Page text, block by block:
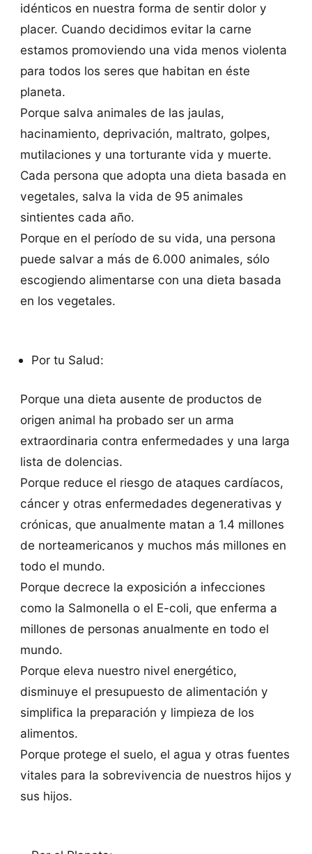
idénticos en nuestra forma de sentir dolor y
placer. Cuando decidimos evitar la carne
estamos promoviendo una vida menos violenta
para todos los seres que habitan en éste
planeta.
Porque salva animales de las jaulas,
hacinamiento, deprivación, maltrato, golpes,
mutilaciones y una torturante vida y muerte.
Cada persona que adopta una dieta basada en
vegetales, salva la vida de 95 animales
sintientes cada año.
Porque en el período de su vida, una persona
puede salvar a más de 6.000 animales, sólo
escogiendo alimentarse con una dieta basada
en los vegetales.
Por tu Salud:
Porque una dieta ausente de productos de
origen animal ha probado ser un arma
extraordinaria contra enfermedades y una larga
lista de dolencias.
Porque reduce el riesgo de ataques cardíacos,
cáncer y otras enfermedades degenerativas y
crónicas, que anualmente matan a 1.4 millones
de norteamericanos y muchos más millones en
todo el mundo.
Porque decrece la exposición a infecciones
como la Salmonella o el E-coli, que enferma a
millones de personas anualmente en todo el
mundo.
Porque eleva nuestro nivel energético,
disminuye el presupuesto de alimentación y
simplifica la preparación y limpieza de los
alimentos.
Porque protege el suelo, el agua y otras fuentes
vitales para la sobrevivencia de nuestros hijos y
sus hijos.